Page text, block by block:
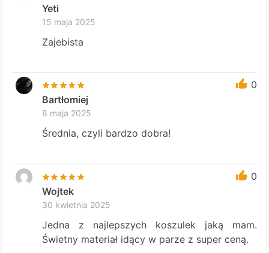
Yeti
15 maja 2025
Zajebista
0
Bartłomiej
8 maja 2025
Średnia, czyli bardzo dobra!
0
Wojtek
30 kwietnia 2025
Jedna z najlepszych koszulek jaką mam.
Świetny materiał idący w parze z super ceną.